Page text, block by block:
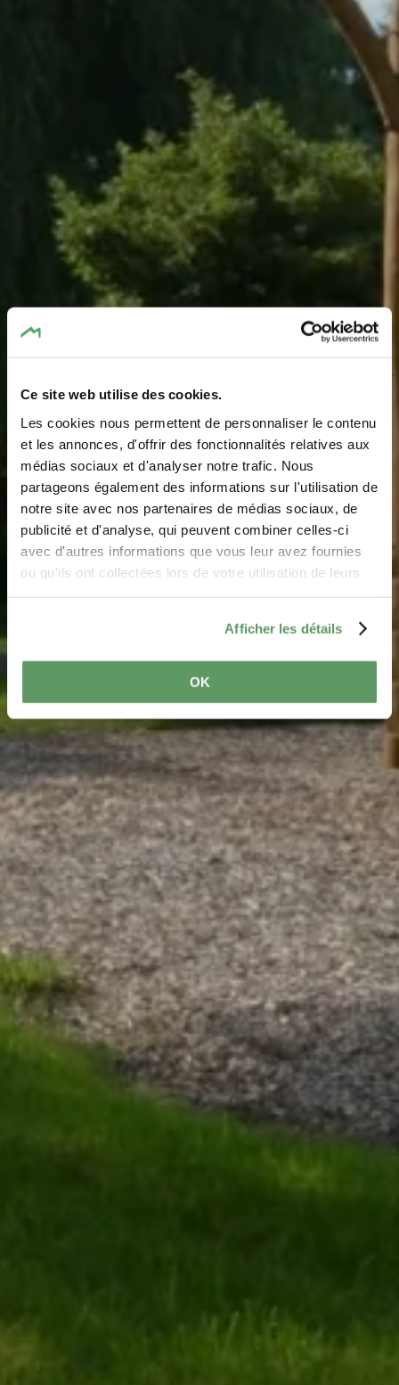
Ce site web utilise des cookies.
Les cookies nous permettent de personnaliser le contenu
et les annonces, d'offrir des fonctionnalités relatives aux
médias sociaux et d'analyser notre trafic. Nous
partageons également des informations sur l'utilisation de
notre site avec nos partenaires de médias sociaux, de
publicité et d'analyse, qui peuvent combiner celles-ci
avec d'autres informations que vous leur avez fournies
ou qu'ils ont collectées lors de votre utilisation de leurs
Afficher les détails
OK
Spielplatz - Am Duerf
Wo? Rue d'Altlinster, 6162 Bourglinster